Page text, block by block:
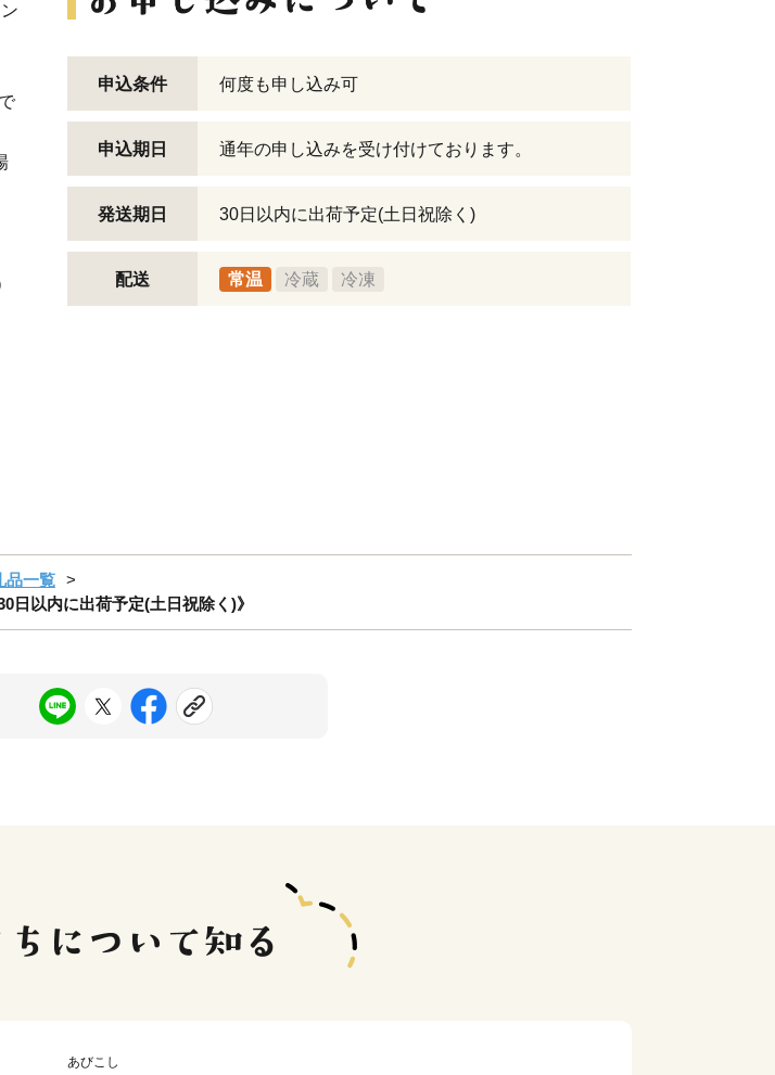
申込条件 何度も申し込み可
申込期日 通年の申し込みを受け付けております。
発送期日 30日以内に出荷予定(土日祝除く)
配送 常温 冷蔵 冷凍
品一覧
日以内に出荷予定(土日祝除く)》
あびこし